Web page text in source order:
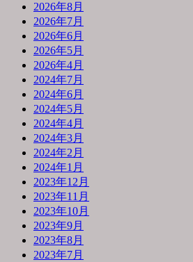
2026年8月
2026年7月
2026年6月
2026年5月
2026年4月
2024年7月
2024年6月
2024年5月
2024年4月
2024年3月
2024年2月
2024年1月
2023年12月
2023年11月
2023年10月
2023年9月
2023年8月
2023年7月